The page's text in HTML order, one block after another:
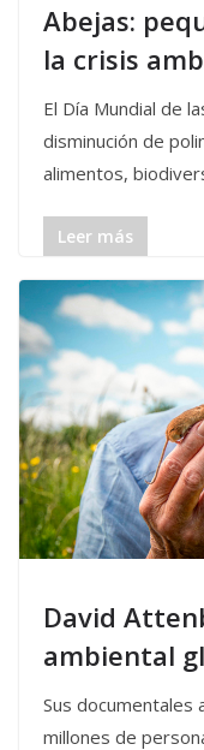
Abejas:
la crisis
El Día Mundial de
disminución de
alimentos,
Leer más
David
ambiental
Sus documentales
millones de